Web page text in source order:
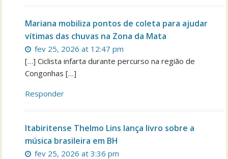
Mariana mobiliza pontos de coleta para ajudar
vítimas das chuvas na Zona da Mata
fev 25, 2026 at 12:47 pm
[…] Ciclista infarta durante percurso na região de
Congonhas […]
Responder
Itabiritense Thelmo Lins lança livro sobre a
música brasileira em BH
fev 25, 2026 at 3:36 pm